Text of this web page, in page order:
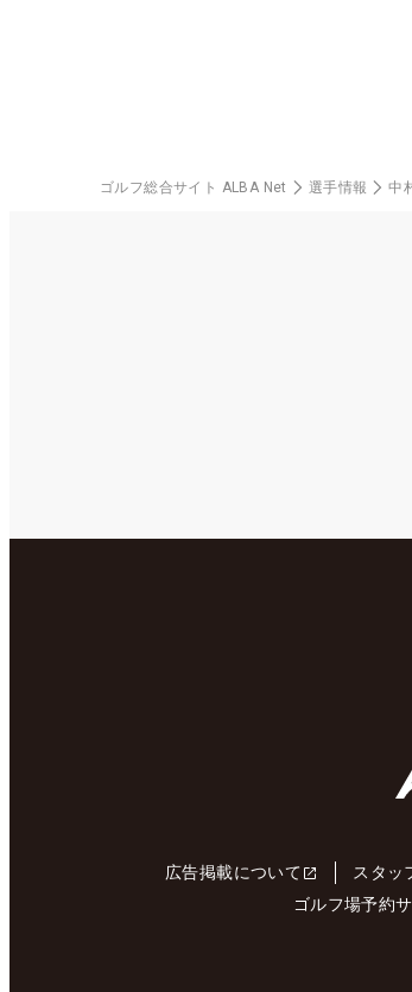
ゴルフ総合サイト ALBA Net 選手情報 中
広告掲載について スタッ
ゴルフ場予約